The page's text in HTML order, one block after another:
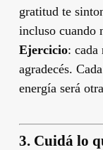
gratitud te
incluso cuando
Ejercicio: cada
agradecés.
energía será
3. Cuidá lo